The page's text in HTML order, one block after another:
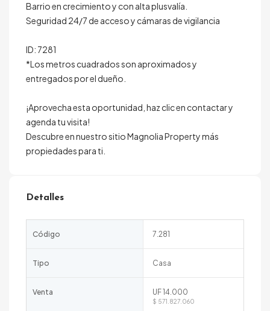
Barrio en crecimiento y con alta plusvalía.
Seguridad 24/7 de acceso y cámaras de vigilancia
ID: 7281
*Los metros cuadrados son aproximados y
entregados por el dueño.
¡Aprovecha esta oportunidad, haz clic en contactar y
agenda tu visita!
Descubre en nuestro sitio Magnolia Property más
propiedades para ti.
Detalles
Código 7.281
Tipo Casa
Venta UF 14.000
$ 571.827.060